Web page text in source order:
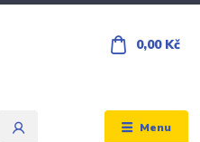
Menu
0,00 Kč